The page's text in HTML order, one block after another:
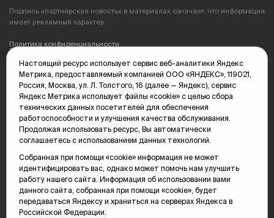
Подпись «партнерская новость» в материалах означает, что информация
имеет рекламный характер.
Политика конфиденциальности
Редакция: 625035, Тюмень, пр. Геологоразведчиков, 28А
(3452) 68-89-05
edit@vsluh.ru
Главный редактор: Панкина Т.Ю.
kika@vsluh.ru
По вопросам рекламы:
(3452) 68-89-78
kotovaev@sibinformburo.ru
mim@vsluh.ru
Настоящий ресурс использует сервис веб-аналитики Яндекс
Метрика, предоставляемый компанией ООО «ЯНДЕКС», 119021,
Россия, Москва, ул. Л. Толстого, 16 (далее — Яндекс), сервис
Яндекс Метрика использует файлы «cookie» с целью сбора
технических данных посетителей для обеспечения
работоспособности и улучшения качества обслуживания.
Продолжая использовать ресурс, Вы автоматически
соглашаетесь с использованием данных технологий.
Собранная при помощи «cookie» информация не может
идентифицировать вас, однако может помочь нам улучшить
работу нашего сайта. Информация об использовании вами
данного сайта, собранная при помощи «cookie», будет
передаваться Яндексу и храниться на серверах Яндекса в
Российской Федерации.